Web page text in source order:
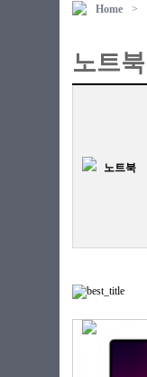
Home >
노트북
노트북